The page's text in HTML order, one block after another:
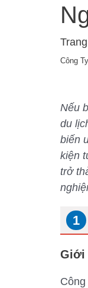
Công
Nếu
du
biến
kiện
trở
Giới